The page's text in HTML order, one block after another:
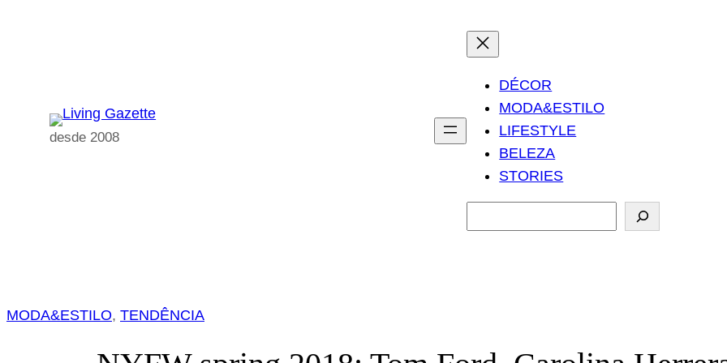
desde 2008
DÉCOR
MODA&ESTILO
LIFESTYLE
BELEZA
STORIES
e
MODA&ESTILO, TENDÊNCIA